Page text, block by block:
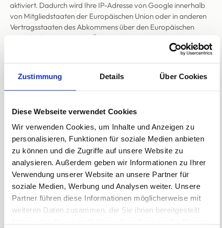
Zustimmung Details Über Cookies
Diese Webseite verwendet Cookies
Wir verwenden Cookies, um Inhalte und Anzeigen zu
personalisieren, Funktionen für soziale Medien anbieten
zu können und die Zugriffe auf unsere Website zu
analysieren. Außerdem geben wir Informationen zu Ihrer
Verwendung unserer Website an unsere Partner für
soziale Medien, Werbung und Analysen weiter. Unsere
Partner führen diese Informationen möglicherweise mit
weiteren Daten zusammen, die Sie ihnen bereitgestellt
aktiviert. Dadurch wird Ihre IP-Adresse von Google innerhalb
von Mitgliedstaaten der Europäischen Union oder in anderen
Vertragsstaaten des Abkommens über den Europäischen
Wirtschaftsraum vor der Übermittlung in die USA gekürzt. Nur
in Ausnahmefällen wird die volle IP-Adresse an einen Server
Auftrag des Betreibers dieser Website wird Google diese
Informationen benutzen, um Ihre Nutzung der Website
auszuwerten, um Reports über die Websiteaktivitäten
und der Internetnutzung verbundene Dienstleistungen
gegenüber dem Websitebetreiber zu erbringen. Die im
Rahmen von Google Analytics von Ihrem Browser
übermittelte IP-Adresse wird nicht mit anderen Daten von
Google zusammengeführt.
BROWSER PLUGIN
Sie können die Speicherung der Cookies durch eine
entsprechende Einstellung Ihrer Browser-Software verhindern;